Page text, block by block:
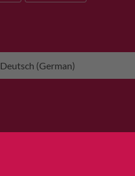
Deutsch (German)